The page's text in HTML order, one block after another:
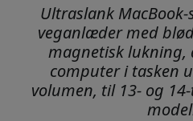
Ultraslank
veganlæder med
magnetisk lukning,
computer i tasken
volumen, til 13- og